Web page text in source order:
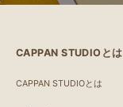
CAPPAN STUDIOとは
CAPPAN STUDIOとは